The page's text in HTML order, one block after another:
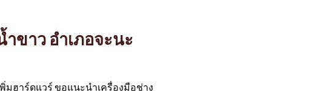
ขาว อำเภอจะนะ
มฮาร์ดแวร์ ขอแนะนำเครื่องมือช่าง